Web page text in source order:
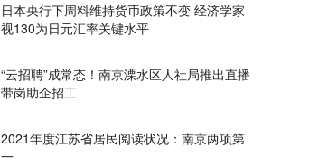
日本央行下周料维持货币政策不变 经济学家
视130为日元汇率关键水平
“云招聘”成常态！南京溧水区人社局推出直播
带岗助企招工
2021年度江苏省居民阅读状况：南京两项第
一